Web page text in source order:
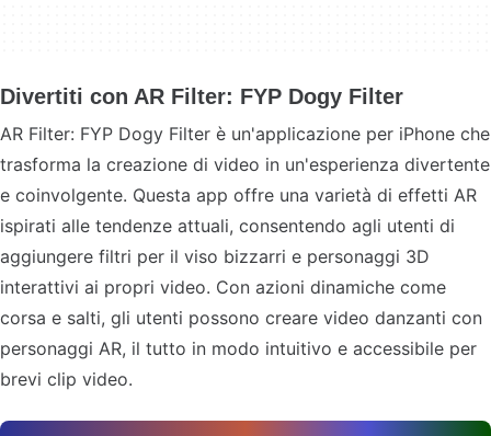
Divertiti con AR Filter: FYP Dogy Filter
AR Filter: FYP Dogy Filter è un'applicazione per iPhone che
trasforma la creazione di video in un'esperienza divertente
e coinvolgente. Questa app offre una varietà di effetti AR
ispirati alle tendenze attuali, consentendo agli utenti di
aggiungere filtri per il viso bizzarri e personaggi 3D
interattivi ai propri video. Con azioni dinamiche come
corsa e salti, gli utenti possono creare video danzanti con
personaggi AR, il tutto in modo intuitivo e accessibile per
brevi clip video.